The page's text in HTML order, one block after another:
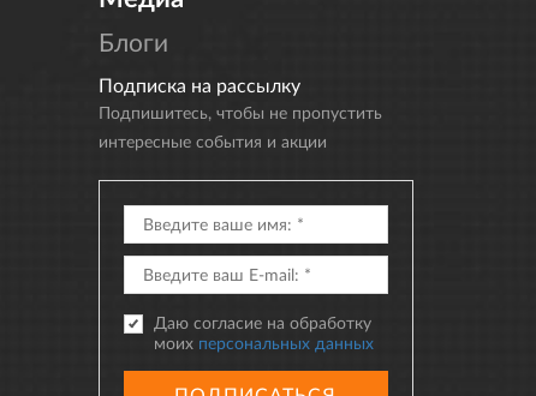
Блоги
Подписка на рассылку
Подпишитесь, чтобы не пропустить
интересные события и акции
Даю согласие на обработку
моих персональных данных